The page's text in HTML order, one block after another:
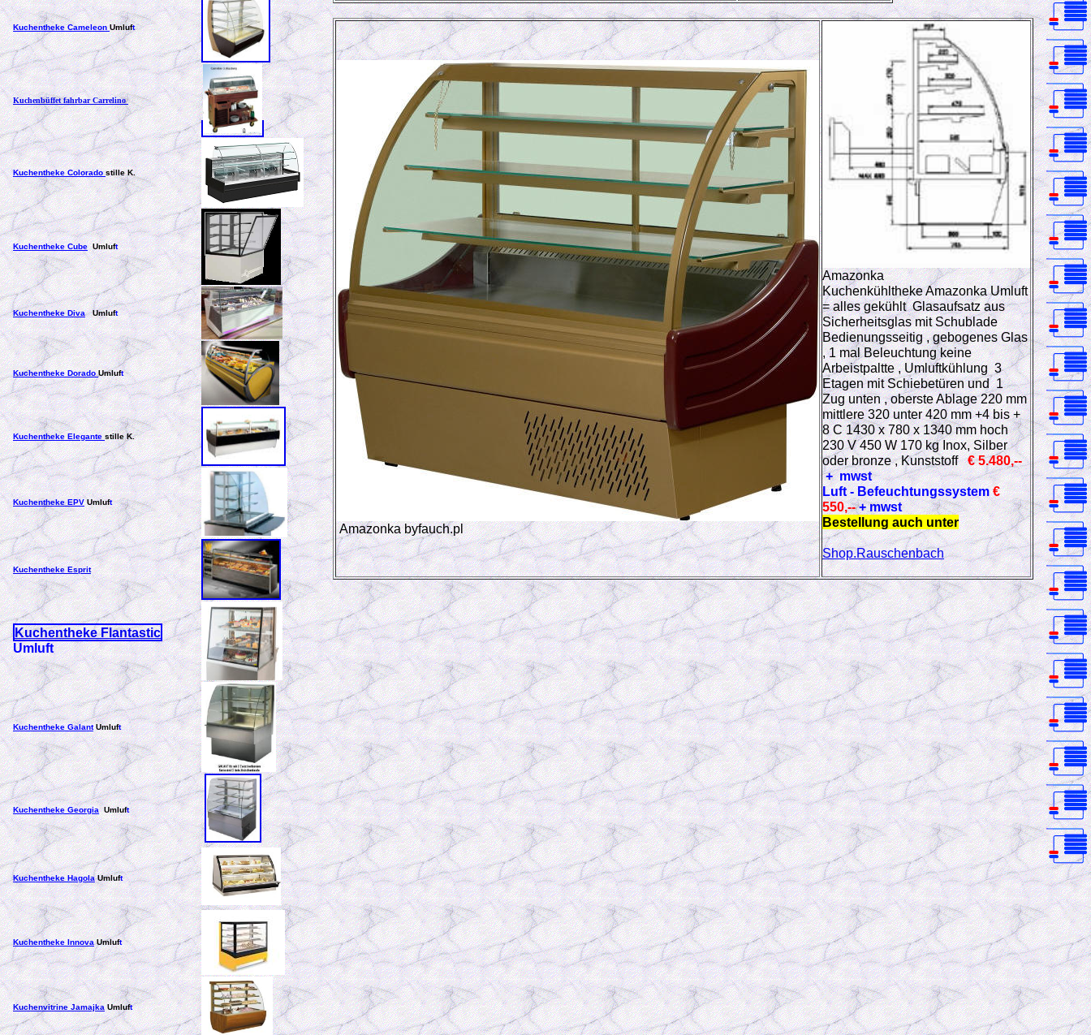
Kuchentheke CameleonUmluft
Kuchenbüffet fahrbar Carrelino
Kuchentheke Coloradostille K.
Kuchentheke CubeUmluft
Kuchentheke Diva Umluft
Kuchentheke DoradoUmluft
Kuchentheke Elegante stille K.
Kuchentheke EPV Umluft
Kuchentheke Esprit
Kuchentheke Flantastic
Umluft
Kuchentheke Galant Umluft
Kuchentheke GeorgiaUmluft
Kuchentheke Hagola Umluft
Kuchentheke Innova Umluft
Kuchenvitrine Jamajka Umluft
Amazonka byfauch.pl
Amazonka
Kuchenkühltheke Amazonka Umluft
= alles gekühltGlasaufsatz aus
Sicherheitsglasmit Schublade
Bedienungsseitig , gebogenes Glas
, 1 mal Beleuchtung keine
Arbeistpaltte , Umluftkühlung3
Etagen mit Schiebetüren und 1
Zug unten,oberste Ablage 220 mm
mittlere 320 unter 420 mm +4 bis +
8 C 1430 x 780 x 1340 mm hoch
230 V 450 W170 kg Inox, Silber
oder bronze , Kunststoff € 5.480,--
+ mwst
Luft - Befeuchtungssystem€
550,--+ mwst
Bestellung auch unter
Shop.Rauschenbach